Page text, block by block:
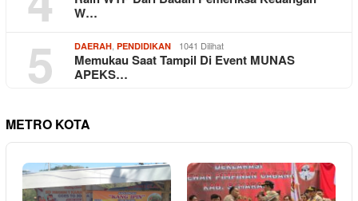
W…
5 DAERAH PENDIDIKAN 1041 Dilihat
Memukau Saat Tampil Di Event MUNAS
APEKS…
METRO KOTA